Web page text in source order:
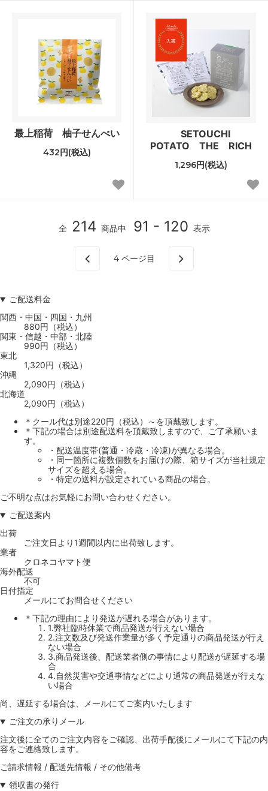
最上稲荷 柚子せんべい
432円(税込)
SETOUCHI
POTATO THE RICH
1,296円(税込)
全 214 商品中 91 - 120 表示
4 ページ目
ご配送料金
関西・中国・四国・九州
880円（税込）
関東・信越・中部・北陸
990円（税込）
東北
1,320円（税込）
沖縄
2,090円（税込）
北海道
2,090円（税込）
＊クール代は別途220円（税込）～を頂戴致します。
＊下記の場合は別途配送料を頂戴致しますので、ご了承願いま
す。
・配送温度帯(普通・冷蔵・冷凍)が異なる場合。
・同一箇所に複数個数をお届けの際、箱サイズが当社規定
サイズを超える場合。
・特定の送料が設定されている商品の場合。
ご不明な点はお気軽にお問い合わせください。
ご配送案内
出荷
ご注文日より1週間以内に出荷致します。
業者
クロネコヤマト便
海外配送
不可
日付指定
メールにてお問合せください
＊下記の理由により発送が遅れる場合があります。
1.弊社臨時休業で商品発送が行えない場合
2.注文数及び発送作業量が多く予定通りの商品発送が行え
ない場合
3.商品発送後、配送業者側の事情により配送が遅延する場
合
4.自然災害や交通事情などにより通常の商品発送が行えな
い場合
尚、遅延する場合は、メールにてご案内いたします
ご注文の承りメール
注文後に全てのご注文内容をご確認、出荷手配後にメールにて下記の内
容をご連絡致します。
ご請求情報 / 配送先情報 / その他備考
領収書の発行